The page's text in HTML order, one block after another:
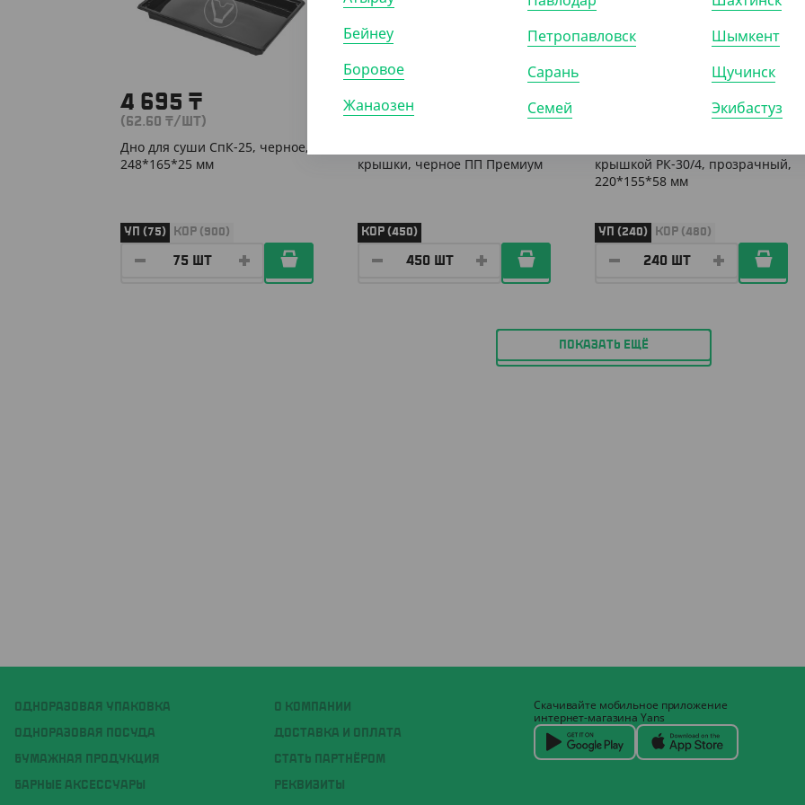
4 695 ₸
(62.60 ₸/ШТ)
Дно для суши СпК-25, черное,
248*165*25 мм
УП (75) КОР (900)
18 810
крышки, черное ПП Премиум
КОР (450)
крышкой РК-30/4, прозрачный,
220*155*58 мм
УП (240) КОР (480)
ПОКАЗАТЬ ЕЩЁ
ОДНОРАЗОВАЯ УПАКОВКА
ОДНОРАЗОВАЯ ПОСУДА
БУМАЖНАЯ ПРОДУКЦИЯ
БАРНЫЕ АКСЕССУАРЫ
О КОМПАНИИ
ДОСТАВКА И ОПЛАТА
СТАТЬ ПАРТНЁРОМ
РЕКВИЗИТЫ
Скачивайте мобильное приложение
интернет-магазина Yans
Бейнеу
Боровое
Жанаозен
Петропавловск
Сарань
Семей
Шымкент
Щучинск
Экибастуз